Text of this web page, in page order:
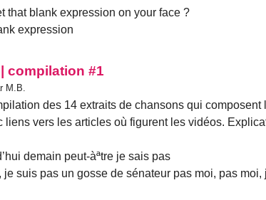
that blank expression on your face ?
expression
compilation #1
M.B.
des 14 extraits de chansons qui composent
liens vers les articles où figurent les vidéos.
demain peut-àªtre je sais pas
je suis pas un gosse de sénateur pas moi, pas